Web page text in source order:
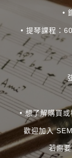
•
• 提琴課程：
• 想了解購買
歡迎加入
若需